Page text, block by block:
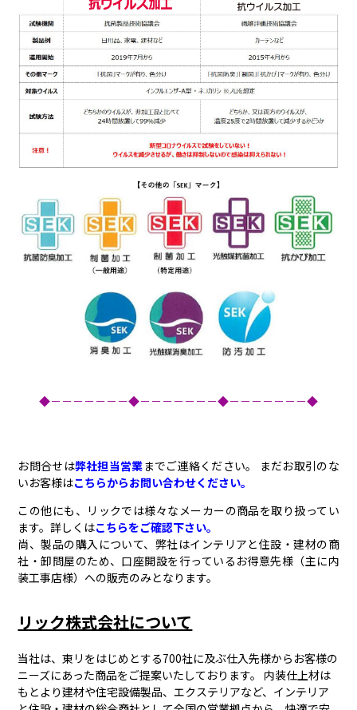
◆－－－－－－－◆－－－－－－－◆－－－－－－－◆
お問合せは弊社担当営業までご連絡ください。 まだお取引のな
いお客様はこちらからお問い合わせください。
この他にも、リックでは様々なメーカーの商品を取り扱ってい
ます。詳しくはこちらをご確認下さい。
尚、製品の購入について、弊社はインテリアと住設・建材の商
社・卸問屋のため、口座開設を行っているお得意先様（主に内
装工事店様）への販売のみとなります。
リック株式会社について
当社は、東リをはじめとする700社に及ぶ仕入先様からお客様の
ニーズにあった商品をご提案いたしております。 内装仕上材は
もとより建材や住宅設備製品、エクステリアなど、インテリア